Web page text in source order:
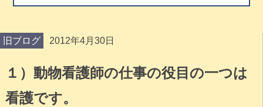
旧ブログ 2012年4月30日
１）動物看護師の仕事の役目の一つは
看護です。